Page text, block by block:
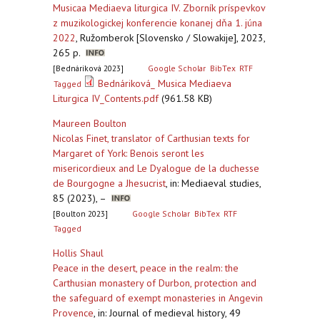
Musicaa Mediaeva liturgica IV. Zborník príspevkov
z muzikologickej konferencie konanej dňa 1. júna
2022, Ružomberok [Slovensko / Slowakije], 2023,
265 p.
[Bednáriková 2023] Google Scholar BibTex RTF
Tagged
Bednáriková_ Musica Mediaeva
Liturgica IV_Contents.pdf(961.58 KB)
Maureen Boulton
Nicolas Finet, translator of Carthusian texts for
Margaret of York: Benois seront les
misericordieux and Le Dyalogue de la duchesse
de Bourgogne a Jhesucrist, in: Mediaeval studies,
85 (2023), –
[Boulton 2023] Google Scholar BibTex RTF
Tagged
Hollis Shaul
Peace in the desert, peace in the realm: the
Carthusian monastery of Durbon, protection and
the safeguard of exempt monasteries in Angevin
Provence, in: Journal of medieval history, 49